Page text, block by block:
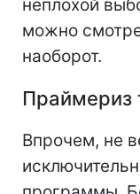
неплохой
можно
наоборот.
Праймериз
Впрочем, не